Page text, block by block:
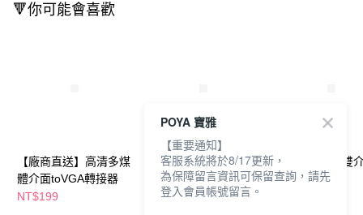
🔻你可能會喜歡
【廠商直送】高清多煤
體介面toVGA轉接器
NT$199
【廠商直送】HDMI高
速影音傳輸線-1.8m
NT$249
【廠商直送】雙
卡機
POYA 寶雅
【重要通知】
客服系統將於8/17更新，
為保障留言資訊可保留查詢，請先
登入會員帳號留言。